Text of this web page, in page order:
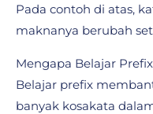
Pada contoh di atas,
maknanya berubah
Mengapa Belajar
Belajar prefix
banyak kosakata